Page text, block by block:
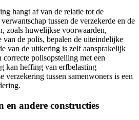
hangt af van de relatie tot de
tussen de verzekerde en de
zoals huwelijkse voorwaarden,
van de polis, bepalen de uiteindelijke
van de uitkering is zelf aansprakelijk
polisopstelling met een
kan heffing van erfbelasting
verzekering tussen samenwoners is een
en andere constructies